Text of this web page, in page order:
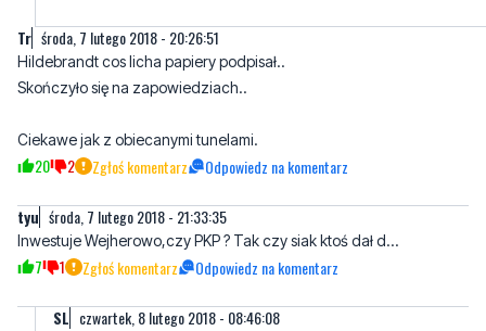
Tr środa, 7 lutego 2018 - 20:26:51
Hildebrandt cos licha papiery podpisał..
Skończyło się na zapowiedziach..
Ciekawe jak z obiecanymi tunelami.
20 2 Zgłoś komentarz Odpowiedz na komentarz
tyu środa, 7 lutego 2018 - 21:33:35
Inwestuje Wejherowo,czy PKP ? Tak czy siak ktoś dał d...
7 1 Zgłoś komentarz Odpowiedz na komentarz
SL czwartek, 8 lutego 2018 - 08:46:08